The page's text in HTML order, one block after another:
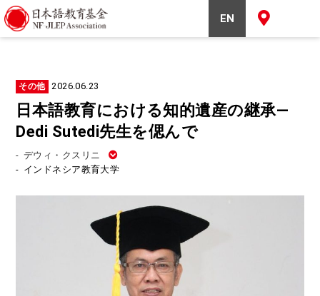
EN
その他 2026.06.23
日本語教育における知的遺産の継承―
Dedi Sutedi先生を偲んで
- デウィ・クスリニ
- インドネシア教育大学